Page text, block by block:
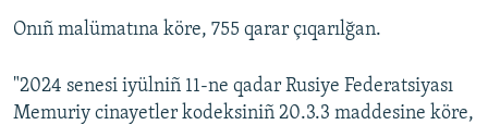
Українською
Onıñ malümatına köre, 755 qarar çıqarılğan.
"2024 senesi iyülniñ 11-ne qadar Rusiye Federatsiyası
Memuriy cinayetler kodeksiniñ 20.3.3 maddesine köre,